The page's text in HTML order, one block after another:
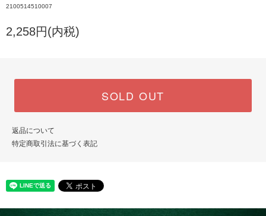
2100514510007
2,258円(内税)
SOLD OUT
返品について
特定商取引法に基づく表記